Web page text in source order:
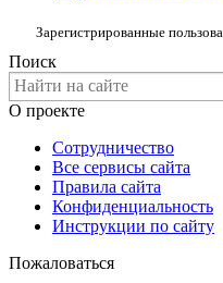
Зарегистрированные
Поиск
О проекте
Сотрудничество
Все сервисы сайта
Правила сайта
Конфиденциальность
Инструкции по сайту
Пожаловаться